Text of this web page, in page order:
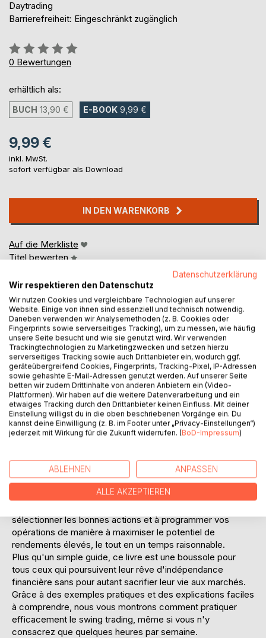
Daytrading
Barrierefreiheit: Eingeschränkt zugänglich
Bewertung::
0%
0 Bewertungen
erhältlich als:
BUCH 13,90 € E-BOOK 9,99 €
9,99 €
inkl. MwSt.
sofort verfügbar als Download
IN DEN WARENKORB
Auf die Merkliste
Titel bewerten
BESCHREIBUNG
Découvrez les secrets du swing trading et naviguez sur
votre chemin vers la liberté financière, même en ne
consacrant que quelques heures par semaine. "Swing
Trading pour débutants : votre guide vers la liberté
financière" est votre guide complet, spécialement conçu
fascinant du swing trading.
Dans ce livre, nous dévoilons pas à pas les mystères du
swing trading et vous fournissons les outils dont vous avez
besoin pour réussir sur les marchés financiers dynamiques.
sélectionner les bonnes actions et à programmer vos
opérations de manière à maximiser le potentiel de
rendements élevés, le tout en un temps raisonnable.
Plus qu'un simple guide, ce livre est une boussole pour
tous ceux qui poursuivent leur rêve d'indépendance
financière sans pour autant sacrifier leur vie aux marchés.
Grâce à des exemples pratiques et des explications faciles
à comprendre, nous vous montrons comment pratiquer
efficacement le swing trading, même si vous n'y
consacrez que quelques heures par semaine.
Datenschutzerklärung
Wir respektieren den Datenschutz
Wir nutzen Cookies und vergleichbare Technologien auf unserer
Website. Einige von ihnen sind essenziell und technisch notwendig.
Daneben verwenden wir Analysemethoden (z. B. Cookies oder
Fingerprints sowie serverseitiges Tracking), um zu messen, wie häufig
unsere Seite besucht und wie sie genutzt wird. Wir verwenden
Trackingtechnologien zu Marketingzwecken und setzen hierzu
serverseitiges Tracking sowie auch Drittanbieter ein, wodurch ggf.
geräteübergreifend Cookies, Fingerprints, Tracking-Pixel, IP-Adressen
sowie gehashte E-Mail-Adressen genutzt werden. Auf unserer Seite
betten wir zudem Drittinhalte von anderen Anbietern ein (Video-
Plattformen). Wir haben auf die weitere Datenverarbeitung und ein
etwaiges Tracking durch den Drittanbieter keinen Einfluss. Mit deiner
Einstellung willigst du in die oben beschriebenen Vorgänge ein. Du
kannst deine Einwilligung (z. B. im Footer unter „Privacy-Einstellungen“)
jederzeit mit Wirkung für die Zukunft widerrufen. (BoD-Impressum)
ABLEHNEN ANPASSEN
ALLE AKZEPTIEREN